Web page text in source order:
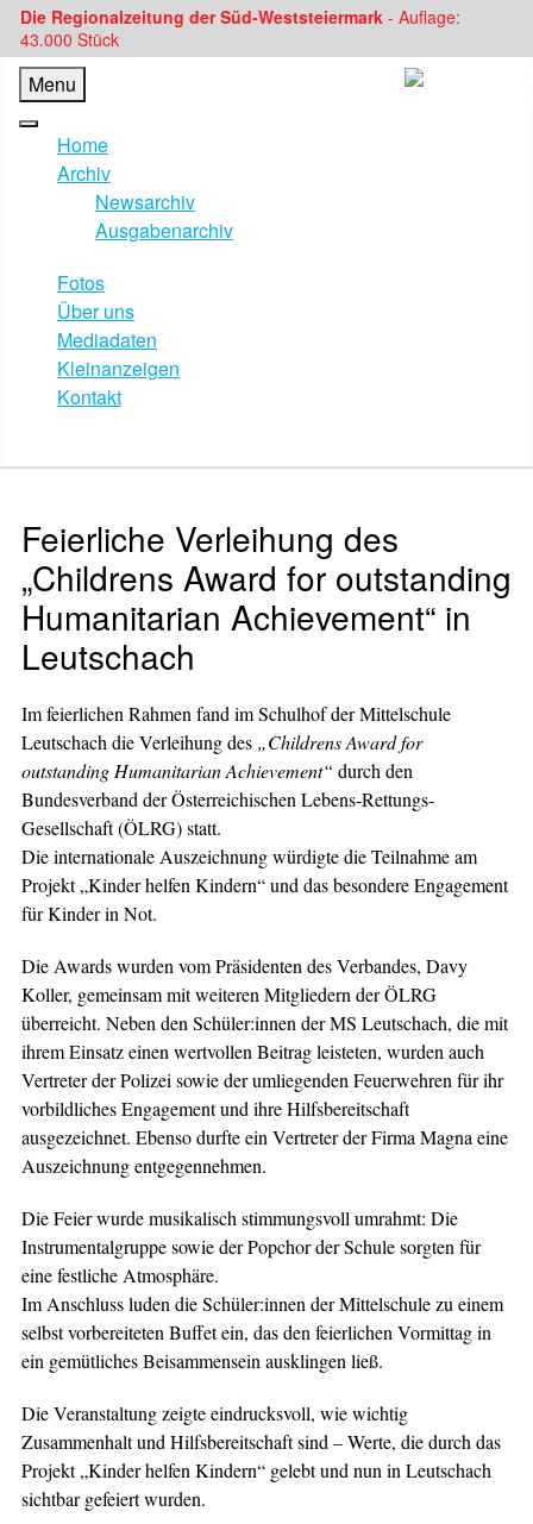
Die Regionalzeitung der Süd-Weststeiermark - Auflage:
43.000 Stück
Menu
Home
Archiv
Newsarchiv
Ausgabenarchiv
Fotos
Über uns
Mediadaten
Kleinanzeigen
Kontakt
Feierliche Verleihung des
„Childrens Award for outstanding
Humanitarian Achievement“ in
Leutschach
Im feierlichen Rahmen fand im Schulhof der Mittelschule
Leutschach die Verleihung des „Childrens Award for
outstanding Humanitarian Achievement“ durch den
Bundesverband der Österreichischen Lebens-Rettungs-
Gesellschaft (ÖLRG) statt.
Die internationale Auszeichnung würdigte die Teilnahme am
Projekt „Kinder helfen Kindern“ und das besondere Engagement
für Kinder in Not.
Die Awards wurden vom Präsidenten des Verbandes, Davy
Koller, gemeinsam mit weiteren Mitgliedern der ÖLRG
überreicht. Neben den Schüler:innen der MS Leutschach, die mit
ihrem Einsatz einen wertvollen Beitrag leisteten, wurden auch
Vertreter der Polizei sowie der umliegenden Feuerwehren für ihr
vorbildliches Engagement und ihre Hilfsbereitschaft
ausgezeichnet. Ebenso durfte ein Vertreter der Firma Magna eine
Auszeichnung entgegennehmen.
Die Feier wurde musikalisch stimmungsvoll umrahmt: Die
Instrumentalgruppe sowie der Popchor der Schule sorgten für
eine festliche Atmosphäre.
Im Anschluss luden die Schüler:innen der Mittelschule zu einem
selbst vorbereiteten Buffet ein, das den feierlichen Vormittag in
ein gemütliches Beisammensein ausklingen ließ.
Die Veranstaltung zeigte eindrucksvoll, wie wichtig
Zusammenhalt und Hilfsbereitschaft sind – Werte, die durch das
Projekt „Kinder helfen Kindern“ gelebt und nun in Leutschach
sichtbar gefeiert wurden.